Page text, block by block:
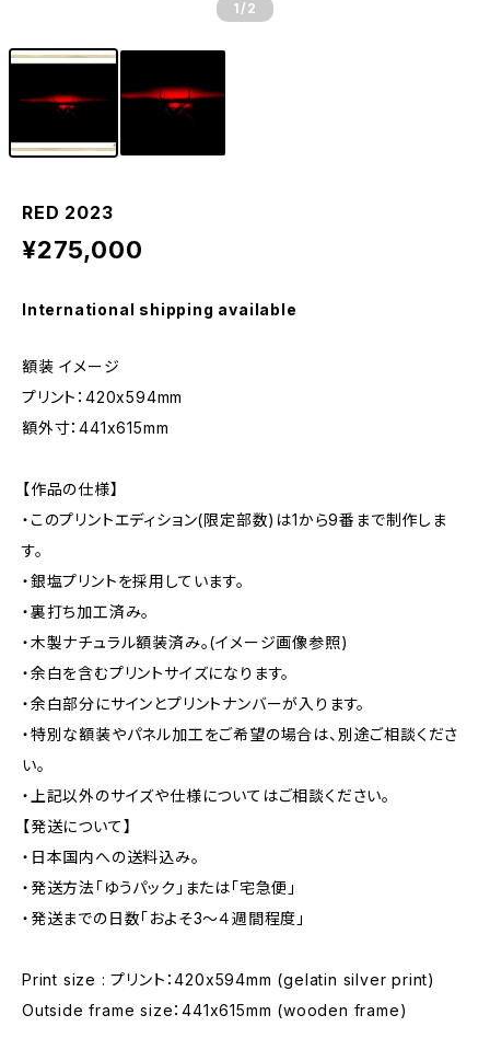
1 /2
RED 2023
¥275,000
International shipping available
額装 イメージ
プリント：420x594mm
額外寸：441x615mm
【作品の仕様】
・このプリントエディション(限定部数)は1から9番まで制作しま
す。
・銀塩プリントを採用しています。
・裏打ち加工済み。
・木製ナチュラル額装済み。(イメージ画像参照)
・余白を含むプリントサイズになります。
・余白部分にサインとプリントナンバーが入ります。
・特別な額装やパネル加工をご希望の場合は、別途ご相談くださ
い。
・上記以外のサイズや仕様についてはご相談ください。
【発送について】
・日本国内への送料込み。
・発送方法「ゆうパック」または「宅急便」
・発送までの日数「およそ3〜４週間程度」
Print size : プリント：420x594mm (gelatin silver print)
Outside frame size：441x615mm (wooden frame)